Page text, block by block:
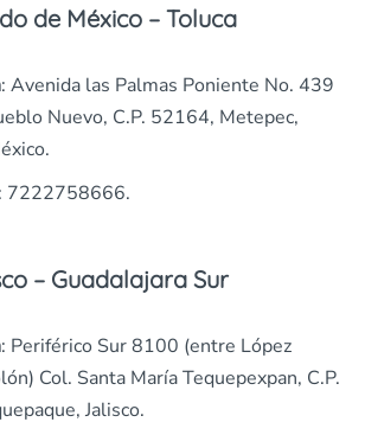
de México – Toluca
: Avenida las Palmas Poniente No. 439
Nuevo, C.P. 52164, Metepec,
: 7222758666.
– Guadalajara Sur
: Periférico Sur 8100 (entre López
Col. Santa María Tequepexpan, C.P.
Jalisco.